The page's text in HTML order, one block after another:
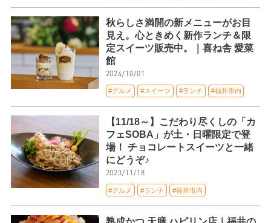
秋らしさ満開の新メニューがお目
見え。心ときめく新作ランチ＆限
定スイーツ販売中。｜喜ね舎 愛菜
館
2024/10/01
#グルメ #スイーツ #ランチ #福井市内
【11/18～】こだわり尽くしの「カ
フェSOBA」が土・日曜限定で登
場！ チョコレートスイーツと一緒
にどうぞ♪
2023/11/18
#グルメ #ランチ #福井市内